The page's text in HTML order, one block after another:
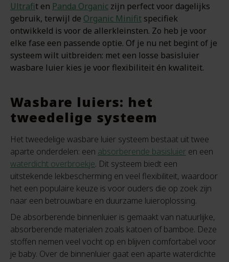
Ultrafit en Panda Organic zijn perfect voor dagelijks
gebruik, terwijl de Organic Minifit specifiek
ontwikkeld is voor de allerkleinsten. Zo heb je voor
elke fase een passende optie. Of je nu net begint of je
systeem wilt uitbreiden: met een losse basisluier
wasbare luier kies je voor flexibiliteit én kwaliteit.
Wasbare luiers: het
tweedelige systeem
Het tweedelige wasbare luier systeem bestaat uit twee
aparte onderdelen: een absorberende basisluier en een
waterdicht overbroekje. Dit systeem biedt een
uitstekende lekbescherming en veel flexibiliteit, waardoor
het een populaire keuze is voor ouders die op zoek zijn
naar een betrouwbare en duurzame luieroplossing.
De absorberende binnenluier is gemaakt van natuurlijke,
absorberende materialen zoals katoen of bamboe. Deze
stoffen nemen veel vocht op en blijven comfortabel voor
je baby. Over de binnenluier gaat een aparte waterdichte